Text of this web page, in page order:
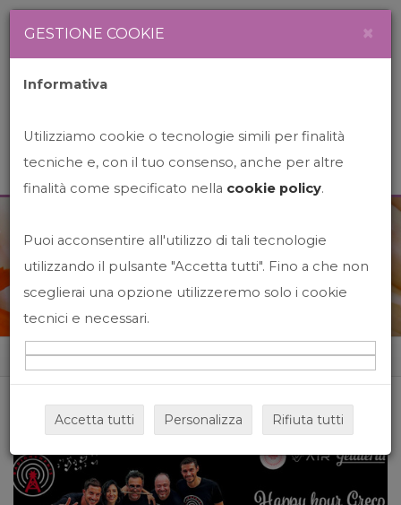
News&Events
Home News&events
GESTIONE COOKIE ×
Informativa
Utilizziamo cookie o tecnologie simili per finalità
tecniche e, con il tuo consenso, anche per altre
finalità come specificato nella cookie policy.
Puoi acconsentire all'utilizzo di tali tecnologie
utilizzando il pulsante "Accetta tutti". Fino a che non
sceglierai una opzione utilizzeremo solo i cookie
tecnici e necessari.
Accetta tutti Personalizza Rifiuta tutti